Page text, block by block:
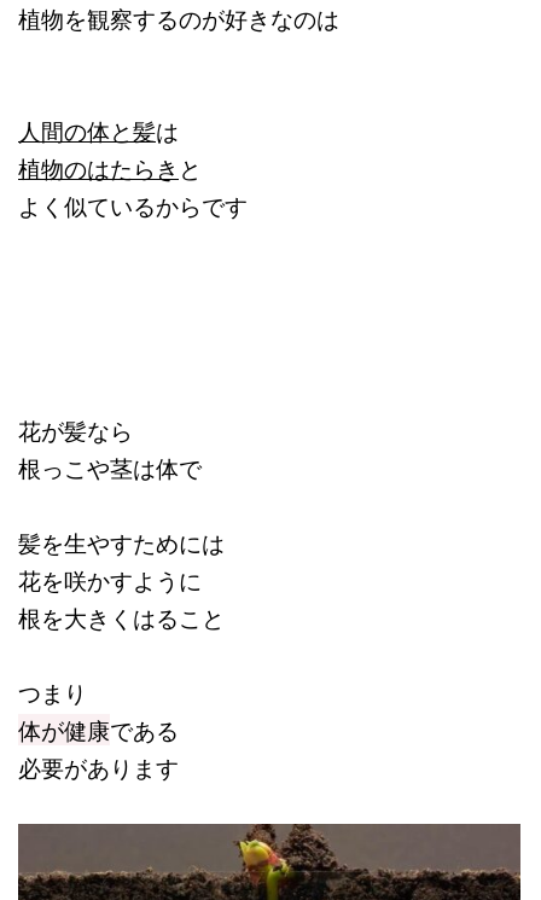
植物を観察するのが好きなのは
人間の体と髪は
植物のはたらき と
よく似ているからです
花が髪なら
根っこや茎は体で
髪を生やすためには
花を咲かすように
根を大きくはること
つまり
体が健康である
必要があります